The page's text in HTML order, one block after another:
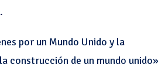
por un Mundo Unido y la
construcción de un mundo